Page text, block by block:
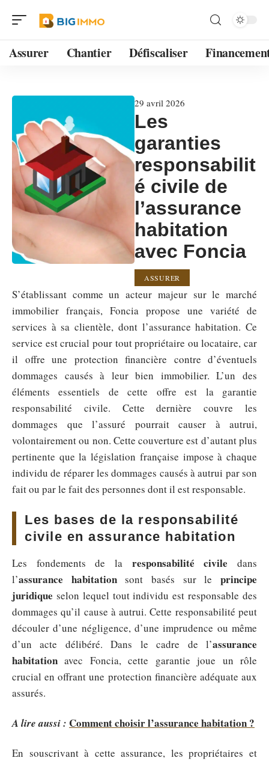
Assurer Chantier Défiscaliser
29 avril 2026
Les
garanties
responsabilit
é civile de
l’assurance
habitation
avec Foncia
ASSURER
S’établissant comme un acteur majeur sur le marché
immobilier français, Foncia propose une variété de
services à sa clientèle, dont l’assurance habitation. Ce
service est crucial pour tout propriétaire ou locataire, car
il offre une protection financière contre d’éventuels
dommages causés à leur bien immobilier. L’un des
éléments essentiels de cette offre est la garantie
responsabilité civile. Cette dernière couvre les
dommages que l’assuré pourrait causer à autrui,
volontairement ou non. Cette couverture est d’autant plus
pertinente que la législation française impose à chaque
individu de réparer les dommages causés à autrui par son
fait ou par le fait des personnes dont il est responsable.
Les bases de la responsabilité
civile en assurance habitation
Les fondements de la responsabilité civile dans
l’assurance habitationsont basés sur leprincipe
juridique selon lequel tout individu est responsable des
dommages qu’il cause à autrui. Cette responsabilité peut
découler d’une négligence, d’une imprudence ou même
d’un acte délibéré. Dans le cadre de l’assurance
habitation avec Foncia, cette garantie joue un rôle
crucial en offrant une protection financière adéquate aux
assurés.
A lire aussi : Comment choisir l’assurance habitation ?
En souscrivant à cette assurance, les propriétaires et